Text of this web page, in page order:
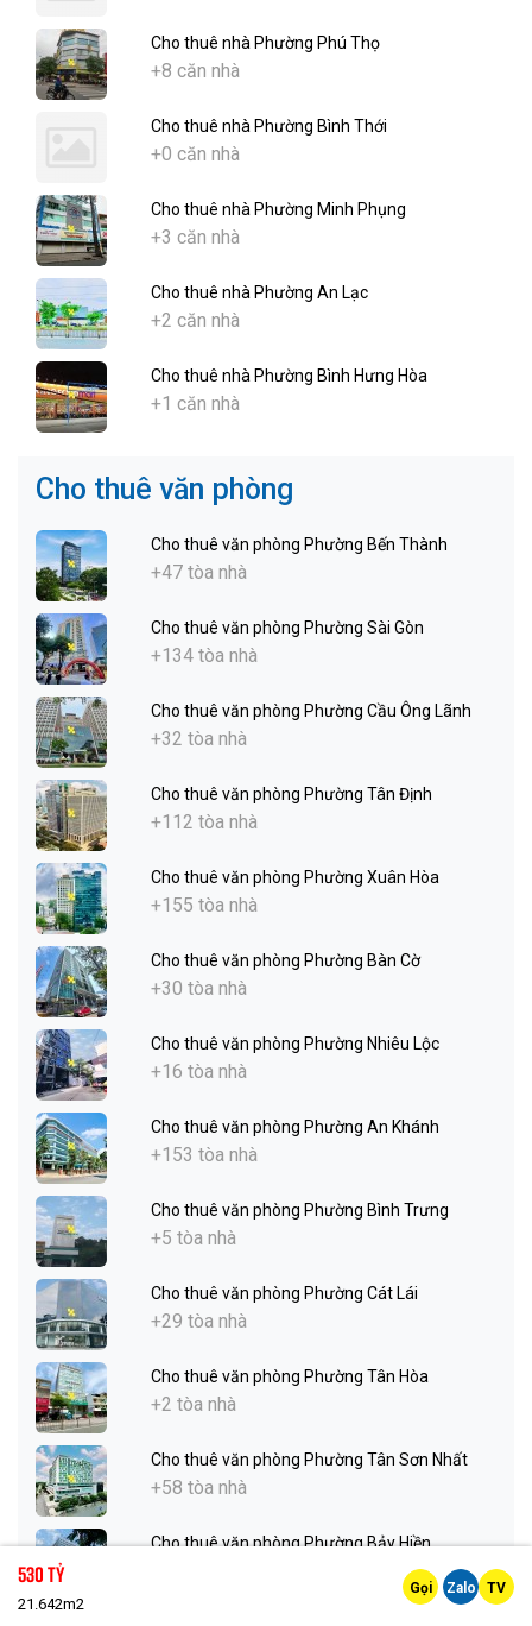
Cho thuê nhà Phường Phú Thọ
+8 căn nhà
Cho thuê nhà Phường Bình Thới
+0 căn nhà
Cho thuê nhà Phường Minh Phụng
+3 căn nhà
Cho thuê nhà Phường An Lạc
+2 căn nhà
Cho thuê nhà Phường Bình Hưng Hòa
+1 căn nhà
Cho thuê văn phòng
Cho thuê văn phòng Phường Bến Thành
+47 tòa nhà
Cho thuê văn phòng Phường Sài Gòn
+134 tòa nhà
Cho thuê văn phòng Phường Cầu Ông Lãnh
+32 tòa nhà
Cho thuê văn phòng Phường Tân Định
+112 tòa nhà
Cho thuê văn phòng Phường Xuân Hòa
+155 tòa nhà
Cho thuê văn phòng Phường Bàn Cờ
+30 tòa nhà
Cho thuê văn phòng Phường Nhiêu Lộc
+16 tòa nhà
Cho thuê văn phòng Phường An Khánh
+153 tòa nhà
Cho thuê văn phòng Phường Bình Trưng
+5 tòa nhà
Cho thuê văn phòng Phường Cát Lái
+29 tòa nhà
Cho thuê văn phòng Phường Tân Hòa
+2 tòa nhà
Cho thuê văn phòng Phường Tân Sơn Nhất
+58 tòa nhà
Cho thuê văn phòng Phường Bảy Hiền
530 Tỷ
21.642m2
Gọi Zalo TV